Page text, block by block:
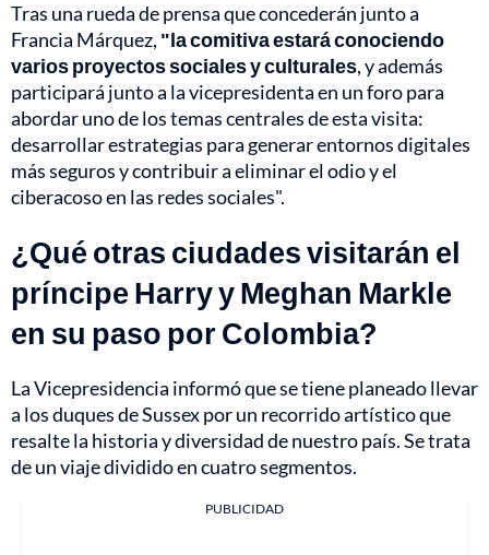
Tras una rueda de prensa que concederán junto a
Francia Márquez, "la comitiva estará conociendo
varios proyectos sociales y culturales, y además
participará junto a la vicepresidenta en un foro para
abordar uno de los temas centrales de esta visita:
desarrollar estrategias para generar entornos digitales
más seguros y contribuir a eliminar el odio y el
ciberacoso en las redes sociales".
¿Qué otras ciudades visitarán el
príncipe Harry y Meghan Markle
en su paso por Colombia?
La Vicepresidencia informó que se tiene planeado llevar
a los duques de Sussex por un recorrido artístico que
resalte la historia y diversidad de nuestro país. Se trata
de un viaje dividido en cuatro segmentos.
PUBLICIDAD